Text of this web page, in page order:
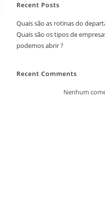
Recent Posts
Quais são as rotinas do
Quais são os tipos de
podemos abrir ?
Recent Comments
Nenhum